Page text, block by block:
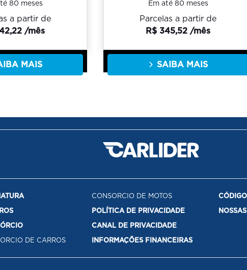
80 meses
a partir de
/mês
MAIS
Em até 80 meses
Parcelas a partir de
R$ 345,52 /mês
SAIBA MAIS
DE CARROS
CONSORCIO DE MOTOS
POLÍTICA DE PRIVACIDADE
CANAL DE PRIVACIDADE
INFORMAÇÕES FINANCEIRAS